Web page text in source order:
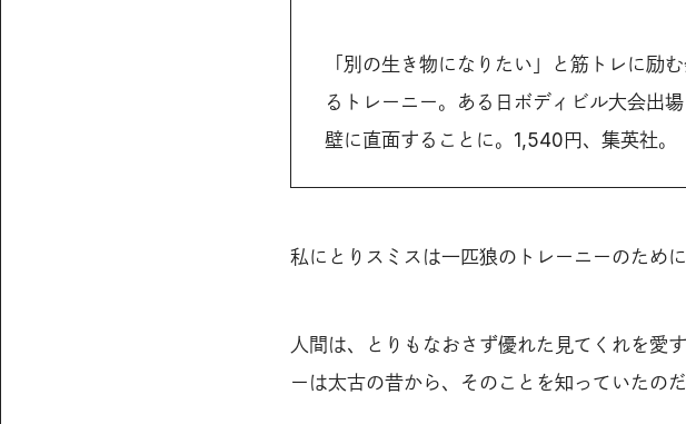
「別の生き物になりたい」と筋トレに励
るトレーニー。ある日ボディビル大会出
壁に直面することに。1,540円、集英社。
私にとりスミスは一匹狼のトレーニーのため
人間は、とりもなおさず優れた見てくれを愛
ーは太古の昔から、そのことを知っていたの